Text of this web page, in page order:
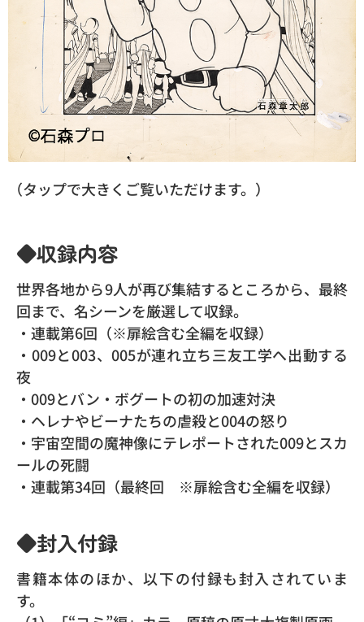
（タップで大きくご覧いただけます。）
◆収録内容
世界各地から9人が再び集結するところから、最終
回まで、名シーンを厳選して収録。
・連載第6回（※扉絵含む全編を収録）
・009と003、005が連れ立ち三友工学へ出動する
夜
・009とバン・ボグートの初の加速対決
・ヘレナやビーナたちの虐殺と004の怒り
・宇宙空間の魔神像にテレポートされた009とスカ
ールの死闘
・連載第34回（最終回 ※扉絵含む全編を収録）
◆封入付録
書籍本体のほか、以下の付録も封入されていま
す。